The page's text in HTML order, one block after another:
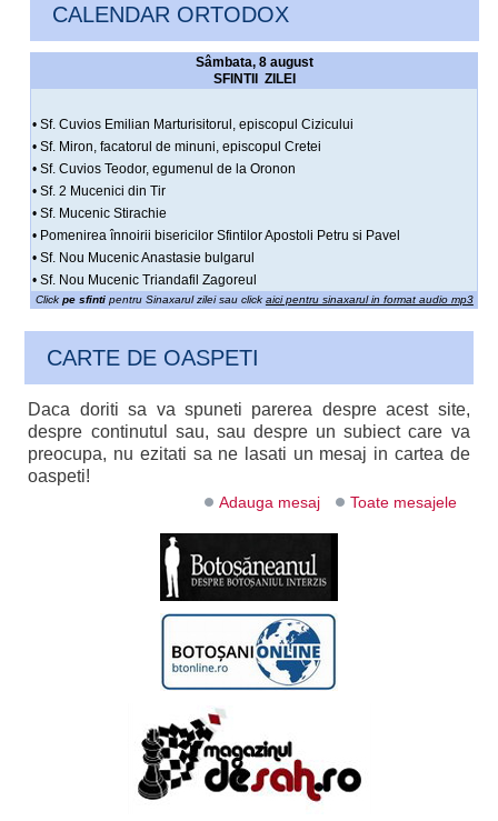
CALENDAR ORTODOX
Sâmbata, 8 august
SFINTII ZILEI
• Sf. Cuvios Emilian Marturisitorul, episcopul Cizicului
• Sf. Miron, facatorul de minuni, episcopul Cretei
• Sf. Cuvios Teodor, egumenul de la Oronon
• Sf. 2 Mucenici din Tir
• Sf. Mucenic Stirachie
• Pomenirea înnoirii bisericilor Sfintilor Apostoli Petru si Pavel
• Sf. Nou Mucenic Anastasie bulgarul
• Sf. Nou Mucenic Triandafil Zagoreul
Click pe sfintipentru Sinaxarul zilei sau click aici pentru sinaxarul in format audio mp3
CARTE DE OASPETI
Daca doriti sa va spuneti parerea despre acest site,
despre continutul sau, sau despre un subiect care va
preocupa, nu ezitati sa ne lasati un mesaj in cartea de
oaspeti!
Adauga mesaj Toate mesajele